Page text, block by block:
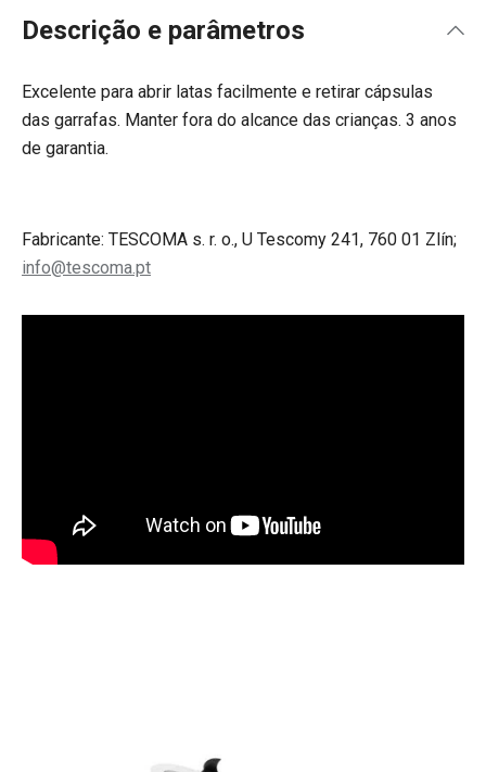
Descrição e parâmetros
Excelente para abrir latas facilmente e retirar cápsulas
das garrafas. Manter fora do alcance das crianças. 3 anos
de garantia.
Fabricante: TESCOMA s. r. o., U Tescomy 241, 760 01 Zlín;
info@tescoma.pt